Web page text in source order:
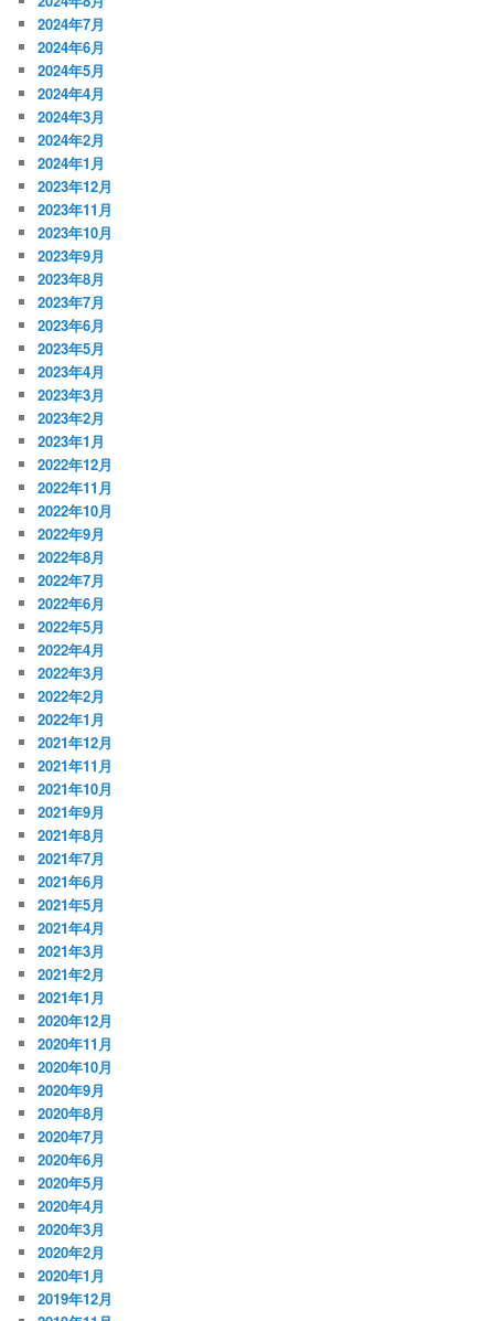
2024年7月
2024年6月
2024年5月
2024年4月
2024年3月
2024年2月
2024年1月
2023年12月
2023年11月
2023年10月
2023年9月
2023年8月
2023年7月
2023年6月
2023年5月
2023年4月
2023年3月
2023年2月
2023年1月
2022年12月
2022年11月
2022年10月
2022年9月
2022年8月
2022年7月
2022年6月
2022年5月
2022年4月
2022年3月
2022年2月
2022年1月
2021年12月
2021年11月
2021年10月
2021年9月
2021年8月
2021年7月
2021年6月
2021年5月
2021年4月
2021年3月
2021年2月
2021年1月
2020年12月
2020年11月
2020年10月
2020年9月
2020年8月
2020年7月
2020年6月
2020年5月
2020年4月
2020年3月
2020年2月
2020年1月
2019年12月